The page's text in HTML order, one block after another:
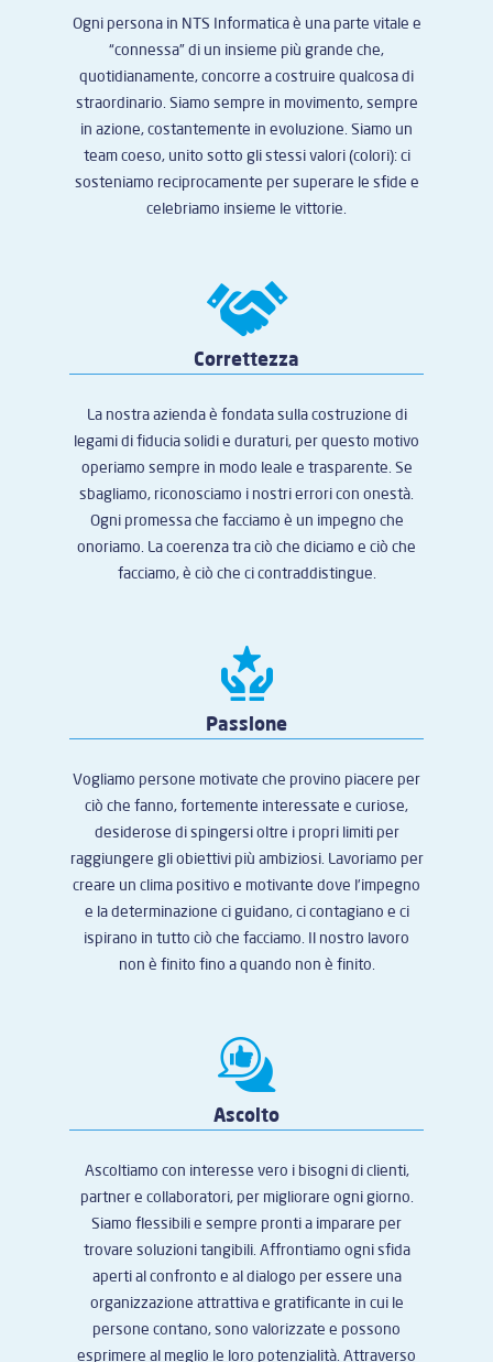
Ogni persona in NTS Informatica è una parte vitale e
“connessa” di un insieme più grande che,
quotidianamente, concorre a costruire qualcosa di
straordinario. Siamo sempre in movimento, sempre
in azione, costantemente in evoluzione. Siamo un
team coeso, unito sotto gli stessi valori (colori): ci
sosteniamo reciprocamente per superare le sfide e
celebriamo insieme le vittorie.
Correttezza
La nostra azienda è fondata sulla costruzione di
legami di fiducia solidi e duraturi, per questo motivo
operiamo sempre in modo leale e trasparente. Se
sbagliamo, riconosciamo i nostri errori con onestà.
Ogni promessa che facciamo è un impegno che
onoriamo. La coerenza tra ciò che diciamo e ciò che
facciamo, è ciò che ci contraddistingue.
Passione
Vogliamo persone motivate che provino piacere per
ciò che fanno, fortemente interessate e curiose,
desiderose di spingersi oltre i propri limiti per
raggiungere gli obiettivi più ambiziosi. Lavoriamo per
creare un clima positivo e motivante dove l’impegno
e la determinazione ci guidano, ci contagiano e ci
ispirano in tutto ciò che facciamo. Il nostro lavoro
non è finito fino a quando non è finito.
Ascolto
Ascoltiamo con interesse vero i bisogni di clienti,
partner e collaboratori, per migliorare ogni giorno.
Siamo flessibili e sempre pronti a imparare per
trovare soluzioni tangibili. Affrontiamo ogni sfida
aperti al confronto e al dialogo per essere una
organizzazione attrattiva e gratificante in cui le
persone contano, sono valorizzate e possono
esprimere al meglio le loro potenzialità. Attraverso